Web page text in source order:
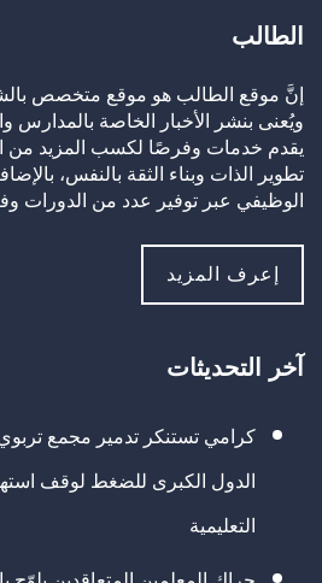
الطالب
إنَّ موقع الطالب هو موقع متخصص
ويُعنى بنشر الأخبار الخاصة بالمدارس
يقدم خدمات وفرصًا لكسب المزيد من
تطوير الذات وبناء الثقة بالنفس،
الوظيفي عبر توفير عدد من الدورات
إعرف المزيد
آخر التحديثات
كرامي تستنكر تدمير مجمع تربوي
الدول الكبرى للضغط لوقف
التعليمية